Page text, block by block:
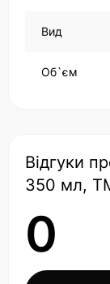
Вид
Об`єм
Відгуки
350 мл,
0